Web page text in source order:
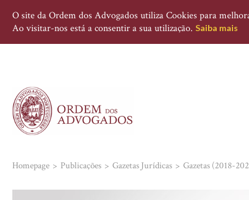
O site da Ordem dos Advogados utiliza Cookies para
Ao visitar-nos está a consentir a sua utilização. Saiba mais
Homepage Publicações Gazetas Jurídicas Gazetas (2018-